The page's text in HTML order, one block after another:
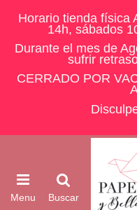
Horario tienda física
14h, sábados
Durante el mes de
sufrir
CERRADO POR
Menu Buscar